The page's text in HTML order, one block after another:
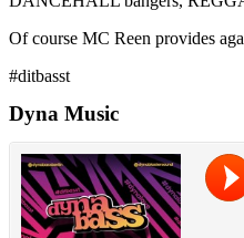
Of course MC Reen provides
#ditbasst
Dyna Music